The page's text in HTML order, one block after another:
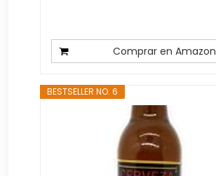
Comprar en Amazon
BESTSELLER NO. 6